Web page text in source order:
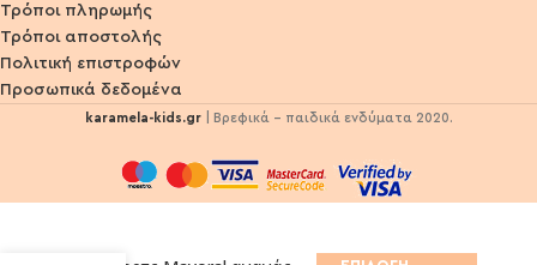
Τρόποι πληρωμής
Τρόποι αποστολής
Πολιτική επιστροφών
Προσωπικά δεδομένα
karamela-kids.gr | Βρεφικά - παιδικά ενδύματα 2020.